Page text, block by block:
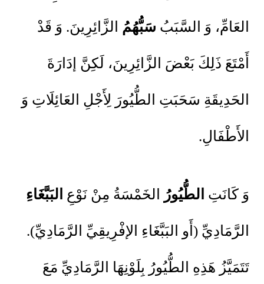
العَامِّ، وَ السَّبَبُ سَبُّهُمُ الزَّائِرِينَ. وَ قَدْ
أَمْتَعَ ذَلِكَ بَعْضَ الزَّائِرِينَ، لَكِنَّ إدَارَةَ
الحَدِيقَةِ سَحَبَتِ الطُّيُورَ لِأَجْلِ العَائِلَاتِ وَ
الأَطْفَالِ.
وَ كَانَتِ الطُّيُورُ الخَمْسَةُ مِنْ نَوْعِ البَبَّغَاءِ
الرَّمَادِيِّ (أَو البَبَّغَاءِ الإفْرِيقِيِّ الرَّمَادِيِّ).
تَتَمَيَّزُ هَذِهِ الطُّيُورُ بِلَوْنِهَا الرَّمَادِيِّ مَعَ